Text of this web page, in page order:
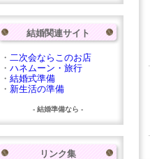
結婚関連サイト
・ 二次会ならこのお店
・ ハネムーン・旅行
・ 結婚式準備
・ 新生活の準備
- 結婚準備なら -
リンク集